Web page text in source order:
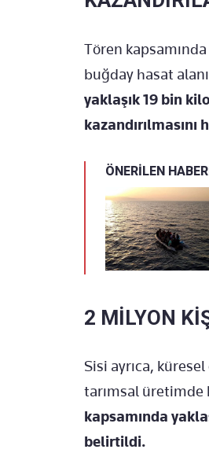
Tören
buğday hasat
yaklaşık 19 bin
ÖNERİLEN
2 MİLYON
Sisi ayrıca,
tarımsal üretimde
kapsamında
belirtildi.